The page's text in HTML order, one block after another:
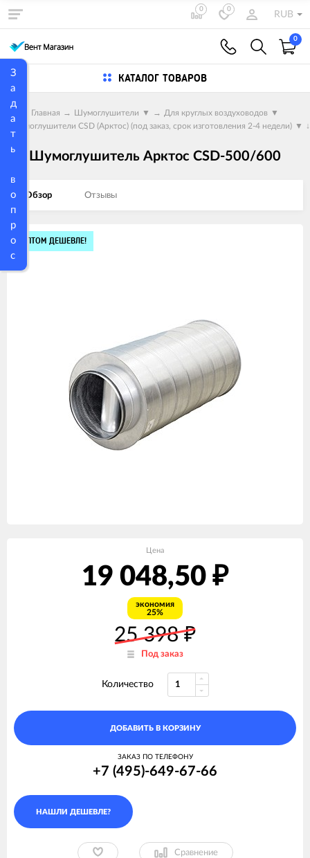
З
а
д
а
т
ь
в
о
п
р
о
с
0 0
RUB
0
КАТАЛОГ ТОВАРОВ
Главная → Шумоглушители ▼ → Для круглых воздуховодов ▼
Шумоглушители CSD (Арктос) (под заказ, срок изготовления 2-4 недели) ▼ ↓
Шумоглушитель Арктос CSD-500/600
Обзор Отзывы
Изображения
товаров
ОПТОМ ДЕШЕВЛЕ!
Цена
19 048,50 ₽
экономия
25%
25 398₽
Под заказ
Количество
ДОБАВИТЬ В КОРЗИНУ
ЗАКАЗ ПО ТЕЛЕФОНУ
+7 (495)-649-67-66
Сравнение